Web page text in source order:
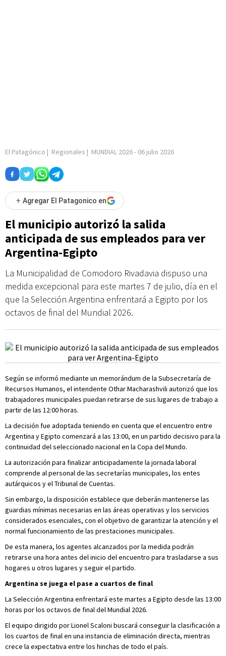
El Patagónico | Regionales | MUNDIAL 2026- 06 julio 2026
+ Agregar El Patagonico en
El municipio autorizó la salida
anticipada de sus empleados para ver
Argentina-Egipto
La Municipalidad de Comodoro Rivadavia dispuso una
medida excepcional para este martes 7 de julio, día en el
que la Selección Argentina enfrentará a Egipto por los
octavos de final del Mundial 2026.
Según se informó mediante un memorándum de la Subsecretaría de
Recursos Humanos, el intendente Othar Macharashvili autorizó que los
trabajadores municipales puedan retirarse de sus lugares de trabajo a
partir de las 12:00 horas.
La decisión fue adoptada teniendo en cuenta que el encuentro entre
Argentina y Egipto comenzará a las 13:00, en un partido decisivo para la
continuidad del seleccionado nacional en la Copa del Mundo.
La autorización para finalizar anticipadamente la jornada laboral
comprende al personal de las secretarías municipales, los entes
autárquicos y el Tribunal de Cuentas.
Sin embargo, la disposición establece que deberán mantenerse las
guardias mínimas necesarias en las áreas operativas y los servicios
considerados esenciales, con el objetivo de garantizar la atención y el
normal funcionamiento de las prestaciones municipales.
De esta manera, los agentes alcanzados por la medida podrán
retirarse una hora antes del inicio del encuentro para trasladarse a sus
hogares u otros lugares y seguir el partido.
Argentina se juega el pase a cuartos de final
La Selección Argentina enfrentará este martes a Egipto desde las 13:00
horas por los octavos de final del Mundial 2026.
El equipo dirigido por Lionel Scaloni buscará conseguir la clasificación a
los cuartos de final en una instancia de eliminación directa, mientras
crece la expectativa entre los hinchas de todo el país.